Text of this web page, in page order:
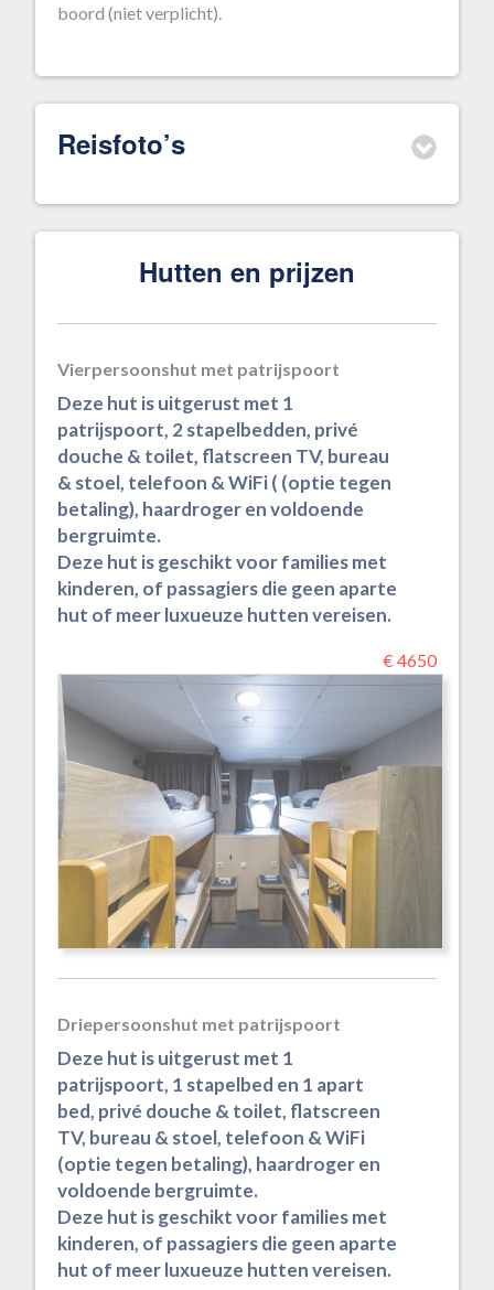
boord (niet verplicht).
Reisfoto’s
Hutten en prijzen
Vierpersoonshut met patrijspoort
Deze hut is uitgerust met 1
patrijspoort, 2 stapelbedden, privé
douche & toilet, flatscreen TV, bureau
& stoel, telefoon & WiFi ( (optie tegen
betaling), haardroger en voldoende
bergruimte.
Deze hut is geschikt voor families met
kinderen, of passagiers die geen aparte
hut of meer luxueuze hutten vereisen.
€ 4650
Driepersoonshut met patrijspoort
Deze hut is uitgerust met 1
patrijspoort, 1 stapelbed en 1 apart
bed, privé douche & toilet, flatscreen
TV, bureau & stoel, telefoon & WiFi
(optie tegen betaling), haardroger en
voldoende bergruimte.
Deze hut is geschikt voor families met
kinderen, of passagiers die geen aparte
hut of meer luxueuze hutten vereisen.